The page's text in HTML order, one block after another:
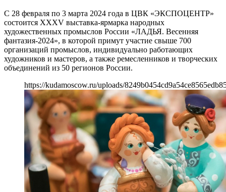
С 28 февраля по 3 марта 2024 года в ЦВК «ЭКСПОЦЕНТР»
состоится XXХV выставка-ярмарка народных
художественных промыслов России «ЛАДЬЯ. Весенняя
фантазия-2024», в которой примут участие свыше 700
организаций промыслов, индивидуально работающих
художников и мастеров, а также ремесленников и творческих
объединений из 50 регионов России.
https://kudamoscow.ru/uploads/